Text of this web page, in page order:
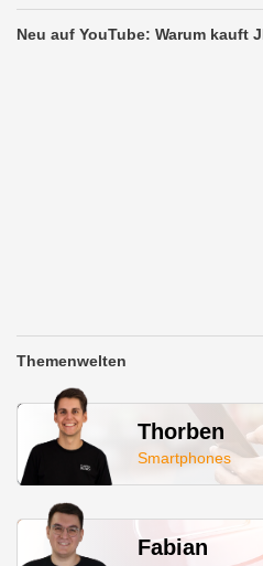
Neu auf YouTube: Warum kauft
Themenwelten
Thorben
Smartphones
Fabian